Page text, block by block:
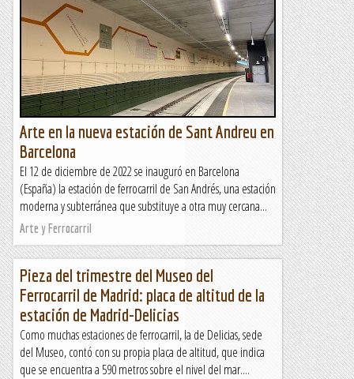
Arte en la nueva estación de Sant Andreu en
Barcelona
El 12 de diciembre de 2022 se inauguró en Barcelona
(España) la estación de ferrocarril de San Andrés, una estación
moderna y subterránea que substituye a otra muy cercana...
Arte y Ferrocarril
Pieza del trimestre del Museo del
Ferrocarril de Madrid: placa de altitud de la
estación de Madrid-Delicias
Como muchas estaciones de ferrocarril, la de Delicias, sede
del Museo, contó con su propia placa de altitud, que indica
que se encuentra a 590 metros sobre el nivel del mar....